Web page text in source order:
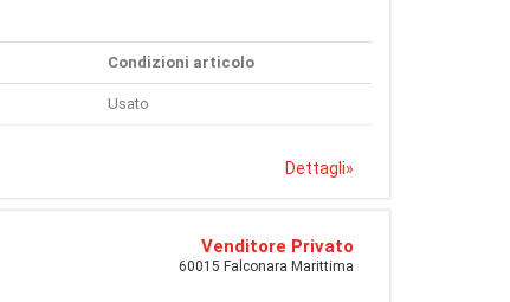
Condizioni articolo
Usato
Dettagli»
Venditore Privato
60015 Falconara Marittima